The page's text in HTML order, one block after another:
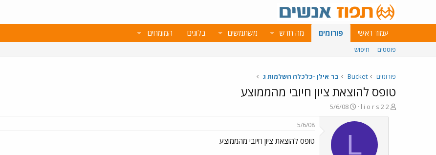
עמוד ראשי פורומים מה חדש משתמשים בלוגים המומחים
פוסטים חיפוש
פורומים Bucket בר אילן -כלכלה השלמות ג
טופס להוצאת ציון חיובי מהממוצע
פ
ו
l i o r s 2 2
פ
ו
ר
5/6/08
L
5/6/08
טופס להוצאת ציון חיובי מהממוצע